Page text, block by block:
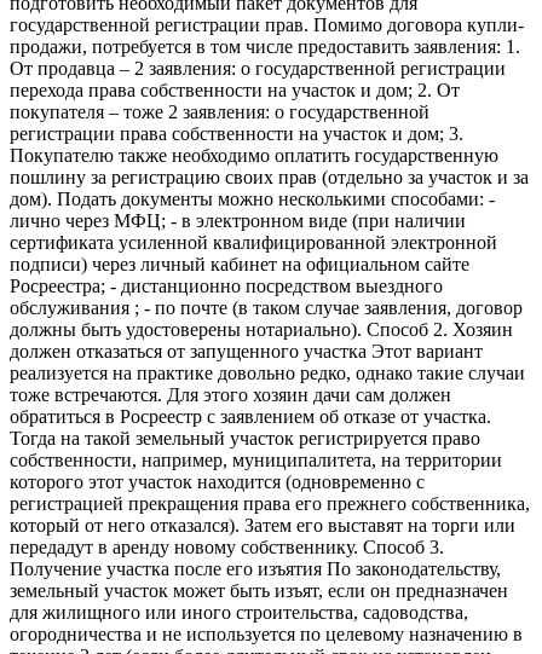
государственной регистрации прав. Помимо договора купли-
продажи, потребуется в том числе предоставить заявления: 1.
От продавца – 2 заявления: о государственной регистрации
перехода права собственности на участок и дом; 2. От
покупателя – тоже 2 заявления: о государственной
регистрации права собственности на участок и дом; 3.
Покупателю также необходимо оплатить государственную
пошлину за регистрацию своих прав (отдельно за участок и за
дом). Подать документы можно несколькими способами: -
лично через МФЦ; - в электронном виде (при наличии
сертификата усиленной квалифицированной электронной
подписи) через личный кабинет на официальном сайте
Росреестра; - дистанционно посредством выездного
обслуживания ; - по почте (в таком случае заявления, договор
должны быть удостоверены нотариально). Способ 2. Хозяин
должен отказаться от запущенного участка Этот вариант
реализуется на практике довольно редко, однако такие случаи
тоже встречаются. Для этого хозяин дачи сам должен
обратиться в Росреестр с заявлением об отказе от участка.
Тогда на такой земельный участок регистрируется право
собственности, например, муниципалитета, на территории
которого этот участок находится (одновременно с
регистрацией прекращения права его прежнего собственника,
который от него отказался). Затем его выставят на торги или
передадут в аренду новому собственнику. Способ 3.
Получение участка после его изъятия По законодательству,
земельный участок может быть изъят, если он предназначен
для жилищного или иного строительства, садоводства,
огородничества и не используется по целевому назначению в